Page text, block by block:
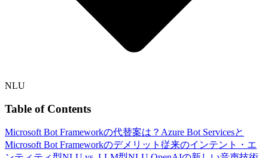
NLU
Table of Contents
Microsoft Bot Frameworkの代替案は？ Azure Bot Servicesと
Microsoft Bot Frameworkのデメリット 従来のインテント・エ